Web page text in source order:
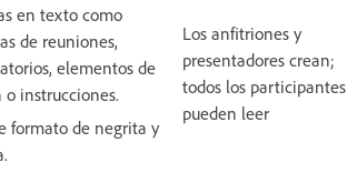
en texto como
de reuniones,
elementos de
o instrucciones.
formato de negrita y
Los anfitriones y
presentadores crean;
todos los participantes
pueden leer